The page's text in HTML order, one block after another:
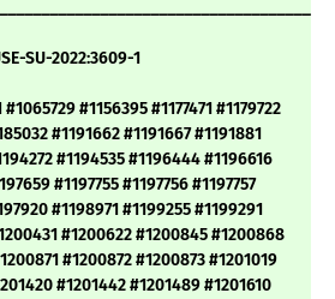
SU-2022:3609-1
#1156395 #1177471 #1179722
#1191662 #1191667 #1191881
#1194535 #1196444 #1196616
#1197755 #1197756 #1197757
#1198971 #1199255 #1199291
#1200622 #1200845 #1200868
#1200872 #1200873 #1201019
#1201442 #1201489 #1201610